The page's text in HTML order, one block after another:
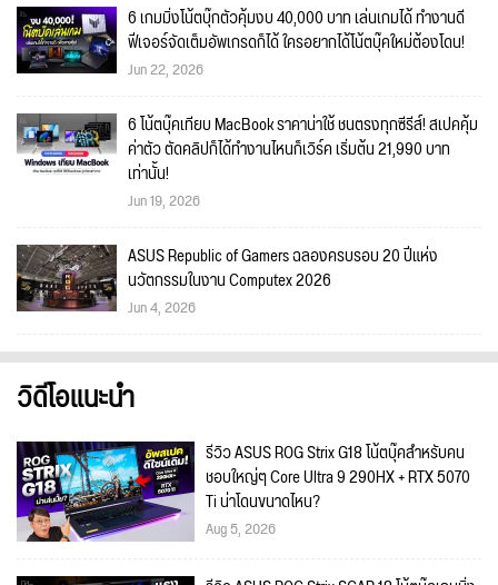
6 เกมมิ่งโน้ตบุ๊กตัวคุ้มงบ 40,000 บาท เล่นเกมได้ ทำงานดี
ฟีเจอร์จัดเต็มอัพเกรดก็ได้ ใครอยากได้โน้ตบุ๊คใหม่ต้องโดน!
Jun 22, 2026
6 โน้ตบุ๊คเทียบ MacBook ราคาน่าใช้ ชนตรงทุกซีรีส์! สเปคคุ้ม
ค่าตัว ตัดคลิปก็ได้ทำงานไหนก็เวิร์ค เริ่มต้น 21,990 บาท
เท่านั้น!
Jun 19, 2026
ASUS Republic of Gamers ฉลองครบรอบ 20 ปีแห่ง
นวัตกรรมในงาน Computex 2026
Jun 4, 2026
วิดีโอแนะนำ
รีวิว ASUS ROG Strix G18 โน้ตบุ๊คสำหรับคน
ชอบใหญ่ๆ Core Ultra 9 290HX + RTX 5070
Ti น่าโดนขนาดไหน?
Aug 5, 2026